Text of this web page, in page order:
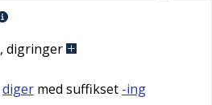
, digringer
diger med suffikset -ing